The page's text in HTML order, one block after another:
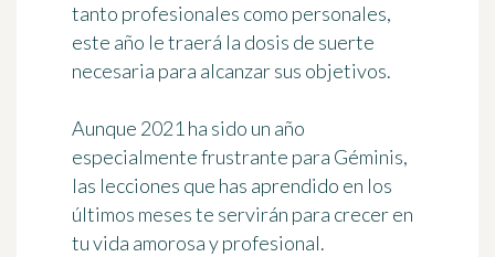
tanto profesionales como personales,
este año le traerá la dosis de suerte
necesaria para alcanzar sus objetivos.
Aunque 2021 ha sido un año
especialmente frustrante para Géminis,
las lecciones que has aprendido en los
últimos meses te servirán para crecer en
tu vida amorosa y profesional.